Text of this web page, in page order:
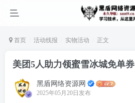
首页 活动线报 实物活动 正文
美团5人助力领蜜雪冰城免单券
黑盾网络资源网
2025年05月20日发布